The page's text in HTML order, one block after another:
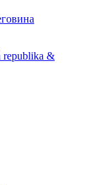
republika &